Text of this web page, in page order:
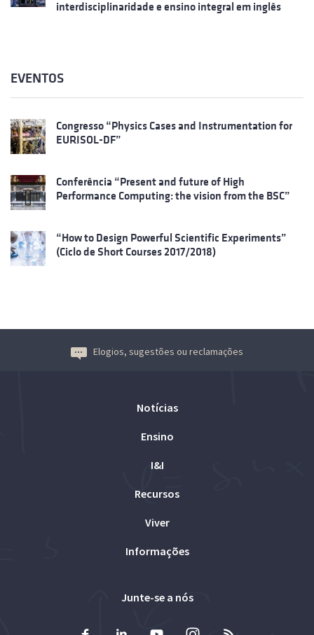
interdisciplinaridade e ensino integral em inglês
EVENTOS
Congresso “Physics Cases and Instrumentation for
EURISOL-DF”
Conferência “Present and future of High
Performance Computing: the vision from the BSC”
“How to Design Powerful Scientific Experiments”
(Ciclo de Short Courses 2017/2018)
Elogios, sugestões ou reclamações
Notícias
Ensino
I&I
Recursos
Viver
Informações
Junte-se a nós